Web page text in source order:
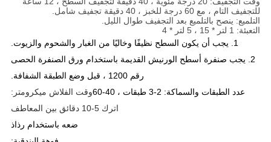
للتجفيف التام ، مع 60 درجة للخبز ، 40 دقيقة تجفيف شامل.
التلميع: ينصح بالتلميع بعد التجفيف طوال الليل.
التعبئة: 1 لتر * 15 ، 5 لتر * 4
1. يجب أن يكون السطح نظيفًا وخاليًا من الغبار والشحوم والزيوت.
2. يجب صنفرة أسطح الورنيش القديمة باستخدام ورق الصنفرة الحصى
رقم 1200 ، قبل وضع الطبقة الشفافة.
عدد الطبقات والسماكة: 2-3 طبقات ، 40-60
وقت الفلاش ميكرومتر:
اترك 5-10 دقائق بين المعاطف
ضعه باستخدام رذاذ